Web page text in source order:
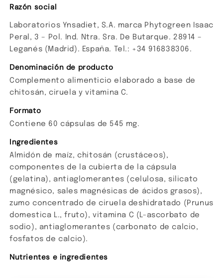
Razón social
Laboratorios Ynsadiet, S.A. marca Phytogreen Isaac
Peral, 3 – Pol. Ind. Ntra. Sra. De Butarque. 28914 –
Leganés (Madrid). España. Tel.: +34 916838306.
Denominación de producto
Complemento alimenticio elaborado a base de
chitosán, ciruela y vitamina C.
Formato
Contiene 60 cápsulas de 545 mg.
Ingredientes
Almidón de maíz, chitosán (crustáceos),
componentes de la cubierta de la cápsula
(gelatina), antiaglomerantes (celulosa, silicato
magnésico, sales magnésicas de ácidos grasos),
zumo concentrado de ciruela deshidratado (Prunus
domestica L., fruto), vitamina C (L-ascorbato de
sodio), antiaglomerantes (carbonato de calcio,
fosfatos de calcio).
Nutrientes e ingredientes